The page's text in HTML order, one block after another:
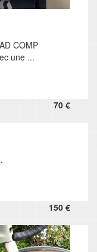
COMP
une ...
70 €
150 €